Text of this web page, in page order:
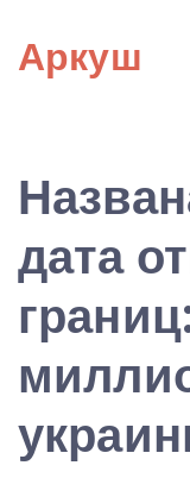
content
Аркуш
дата